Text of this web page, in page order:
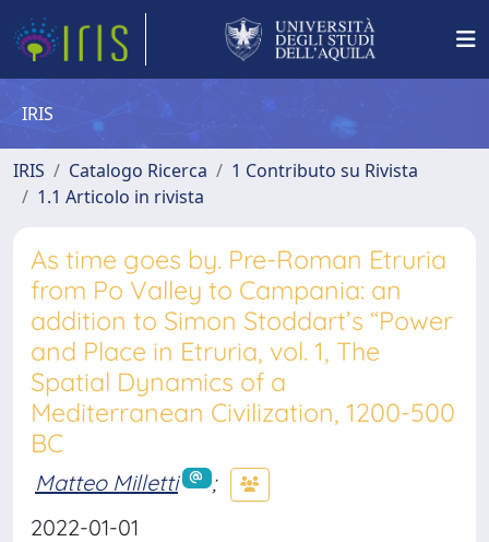
IRIS
IRIS Catalogo Ricerca
1 Contributo su Rivista
1.1 Articolo in rivista
As time goes by. Pre-Roman Etruria
from Po Valley to Campania: an
addition to Simon Stoddart’s “Power
and Place in Etruria, vol. 1, The
Spatial Dynamics of a
Mediterranean Civilization, 1200-500
BC
Matteo Milletti
;
2022-01-01